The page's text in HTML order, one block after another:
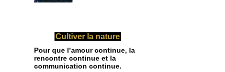
Cultiver la nature
Pour que l’amour continue, la
rencontre continue et la
communication continue.